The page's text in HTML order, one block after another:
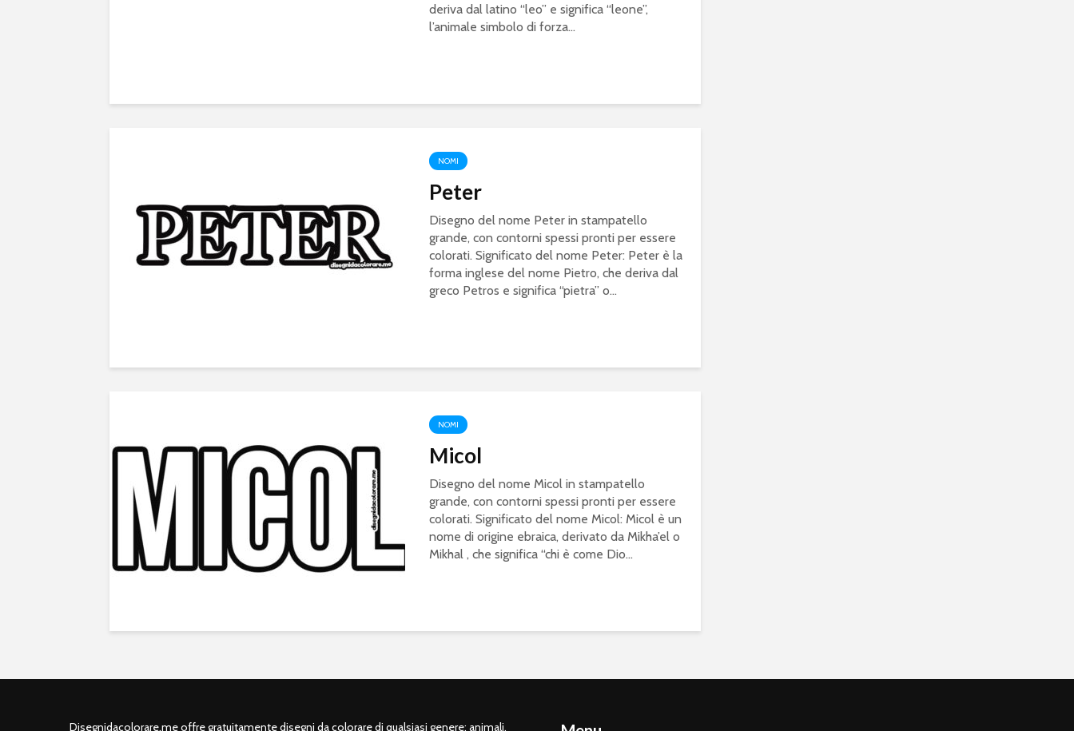
deriva dal latino “leo” e significa “leone”,
l’animale simbolo di forza...
NOMI
Peter
Disegno del nome Peter in stampatello
grande, con contorni spessi pronti per essere
colorati. Significato del nome Peter: Peter è la
forma inglese del nome Pietro, che deriva dal
greco Petros e significa “pietra” o...
NOMI
Micol
Disegno del nome Micol in stampatello
grande, con contorni spessi pronti per essere
colorati. Significato del nome Micol: Micol è un
nome di origine ebraica, derivato da Mikha’el o
Mikhal , che significa “chi è come Dio...
Disegnidacolorare.me offre gratuitamente disegni da colorare di qualsiasi genere: animali,